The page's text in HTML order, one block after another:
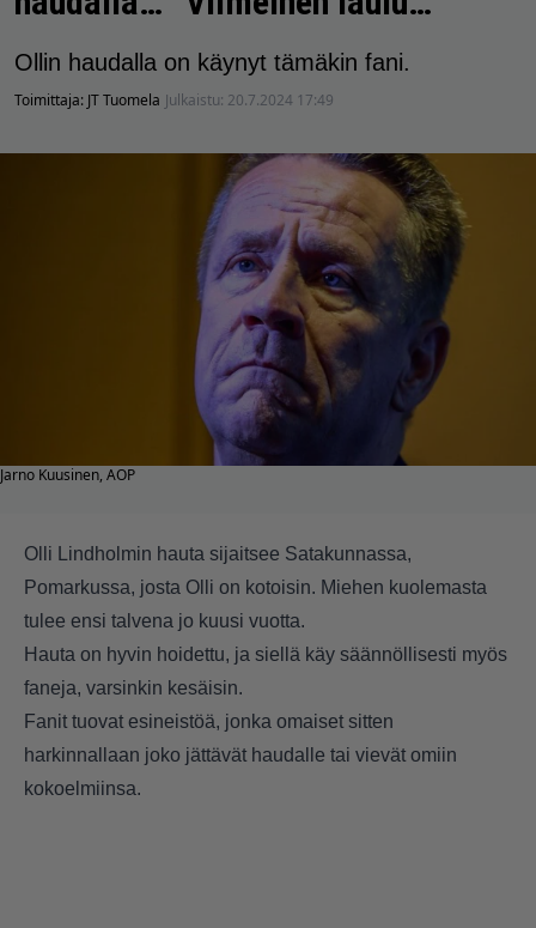
Ollin haudalla on käynyt tämäkin fani.
Toimittaja: JT Tuomela Julkaistu: 20.7.2024 17:49
Jarno Kuusinen, AOP
Olli Lindholmin hauta sijaitsee Satakunnassa,
Pomarkussa, josta Olli on kotoisin. Miehen kuolemasta
tulee ensi talvena jo kuusi vuotta.
Hauta on hyvin hoidettu, ja siellä käy säännöllisesti myös
faneja, varsinkin kesäisin.
Fanit tuovat esineistöä, jonka omaiset sitten
harkinnallaan joko jättävät haudalle tai vievät omiin
kokoelmiinsa.